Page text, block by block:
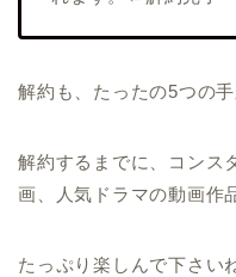
解約も、たったの5つの手
解約するまでに、コンス
画、人気ドラマの動画作
たっぷり楽しんで下さい